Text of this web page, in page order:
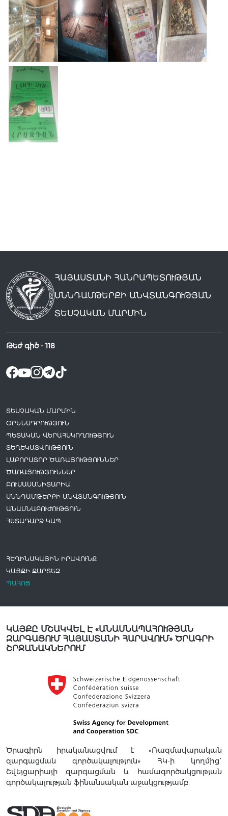
ՀԱՅԱՍՏԱՆԻ ՀԱՆՐԱՊԵՏՈՒԹՅԱՆ
ՍՆՆԴԱՄԹԵՐՔԻ ԱՆՎՏԱՆԳՈՒԹՅԱՆ
ՏԵՍՉԱԿԱՆ ՄԱՐՄԻՆ
Թեժ գիծ - 118
ՏԵՍՉԱԿԱՆ ՄԱՐՄԻՆ
ՕՐԵՆՍԴՐՈՒԹՅՈՒՆ
ՊԵՏԱԿԱՆ ՎԵՐԱՀՍԿՈՂՈՒԹՅՈՒՆ
ՏԵՂԵԿԱՏՎՈՒԹՅՈՒՆ
ԼԱԲՈՐԱՏՈՐ ԾԱՌԱՅՈՒԹՅՈՒՆՆԵՐ
ԾԱՌԱՅՈՒԹՅՈՒՆՆԵՐ
ԲՈՒՍԱՍԱՆԻՏԱՐԻԱ
ՍՆՆԴԱՄԹԵՐՔԻ ԱՆՎՏԱՆԳՈՒԹՅՈՒՆ
ԱՆԱՍՆԱԲՈՒԺՈՒԹՅՈՒՆ
ՀԵՏԱԴԱՐՁ ԿԱՊ
ՀԵՂԻՆԱԿԱՅԻՆ ԻՐԱՎՈՒՆՔ
ԿԱՅՔԻ ՔԱՐՏԵԶ
ՊԱՀՈՑ
ԿԱՅՔԸ ՄՇԱԿՎԵԼ Է «ԱՆԱՍՆԱՊԱՀՈՒԹՅԱՆ
ԶԱՐԳԱՑՈՒՄ ՀԱՅԱՍՏԱՆԻ ՀԱՐԱՎՈՒՄ» ԾՐԱԳՐԻ
ՇՐՋԱՆԱԿՆԵՐՈՒՄ
Ծրագիրն իրականացվում է «Ռազմավարական
զարգացման գործակալություն» ՀԿ-ի կողմից`
Շվեյցարիայի զարգացման և համագործակցության
գործակալության ֆինանսական աջակցությամբ